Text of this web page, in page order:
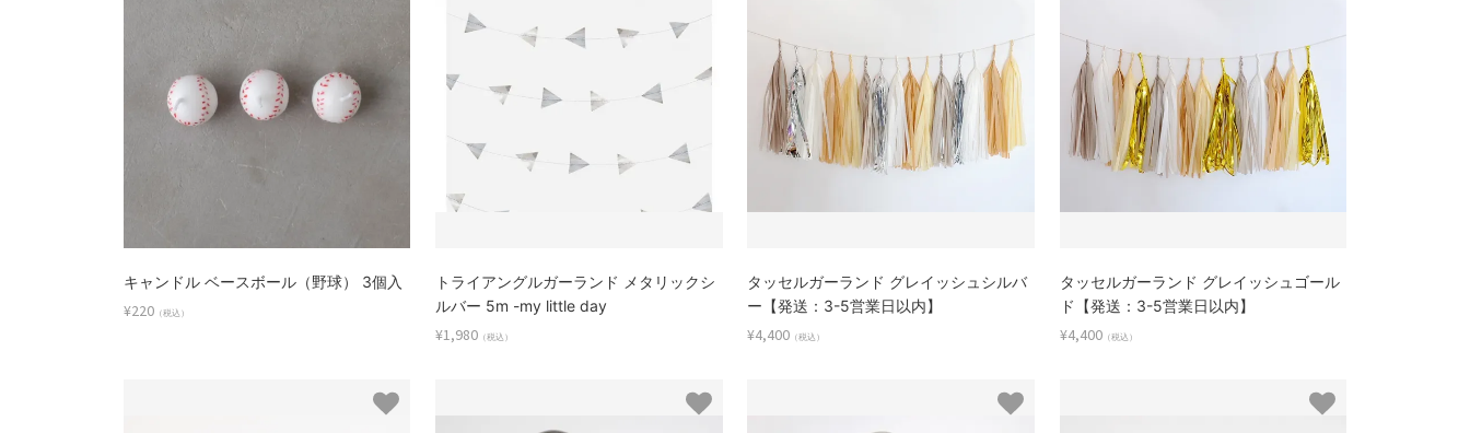
キャンドル ベースボール（野球） 3個入
¥220 （税込）
トライアングルガーランド メタリックシ
ルバー 5m -my little day
¥1,980 （税込）
タッセルガーランド グレイッシュシルバ
ー【発送：3-5営業日以内】
¥4,400 （税込）
タッセルガーランド グレイッシュゴール
ド【発送：3-5営業日以内】
¥4,400（税込）